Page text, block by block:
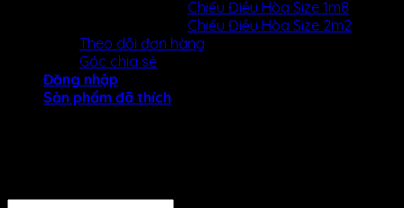
Chiếu Điều Hòa Size 1m8
Chiếu Điều Hòa Size 2m2
Theo dõi đơn hàng
Góc chia sẻ
Đăng nhập
Sản phẩm đã thích